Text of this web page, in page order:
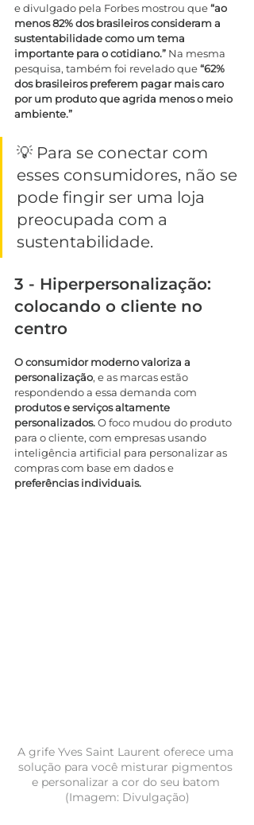
e divulgado pela Forbes mostrou que “ao
menos 82% dos brasileiros consideram a
sustentabilidade como um tema
importante para o cotidiano.” Na mesma
pesquisa, também foi revelado que “62%
dos brasileiros preferem pagar mais caro
por um produto que agrida menos o meio
ambiente.”
💡 Para se conectar com
esses consumidores, não se
pode fingir ser uma loja
preocupada com a
sustentabilidade.
3 - Hiperpersonalização:
colocando o cliente no
centro
O consumidor moderno valoriza a
personalização, e as marcas estão
respondendo a essa demanda com
produtos e serviços altamente
personalizados. O foco mudou do produto
para o cliente, com empresas usando
inteligência artificial para personalizar as
compras com base em dados e
preferências individuais.
A grife Yves Saint Laurent oferece uma
solução para você misturar pigmentos
e personalizar a cor do seu batom
(Imagem: Divulgação)